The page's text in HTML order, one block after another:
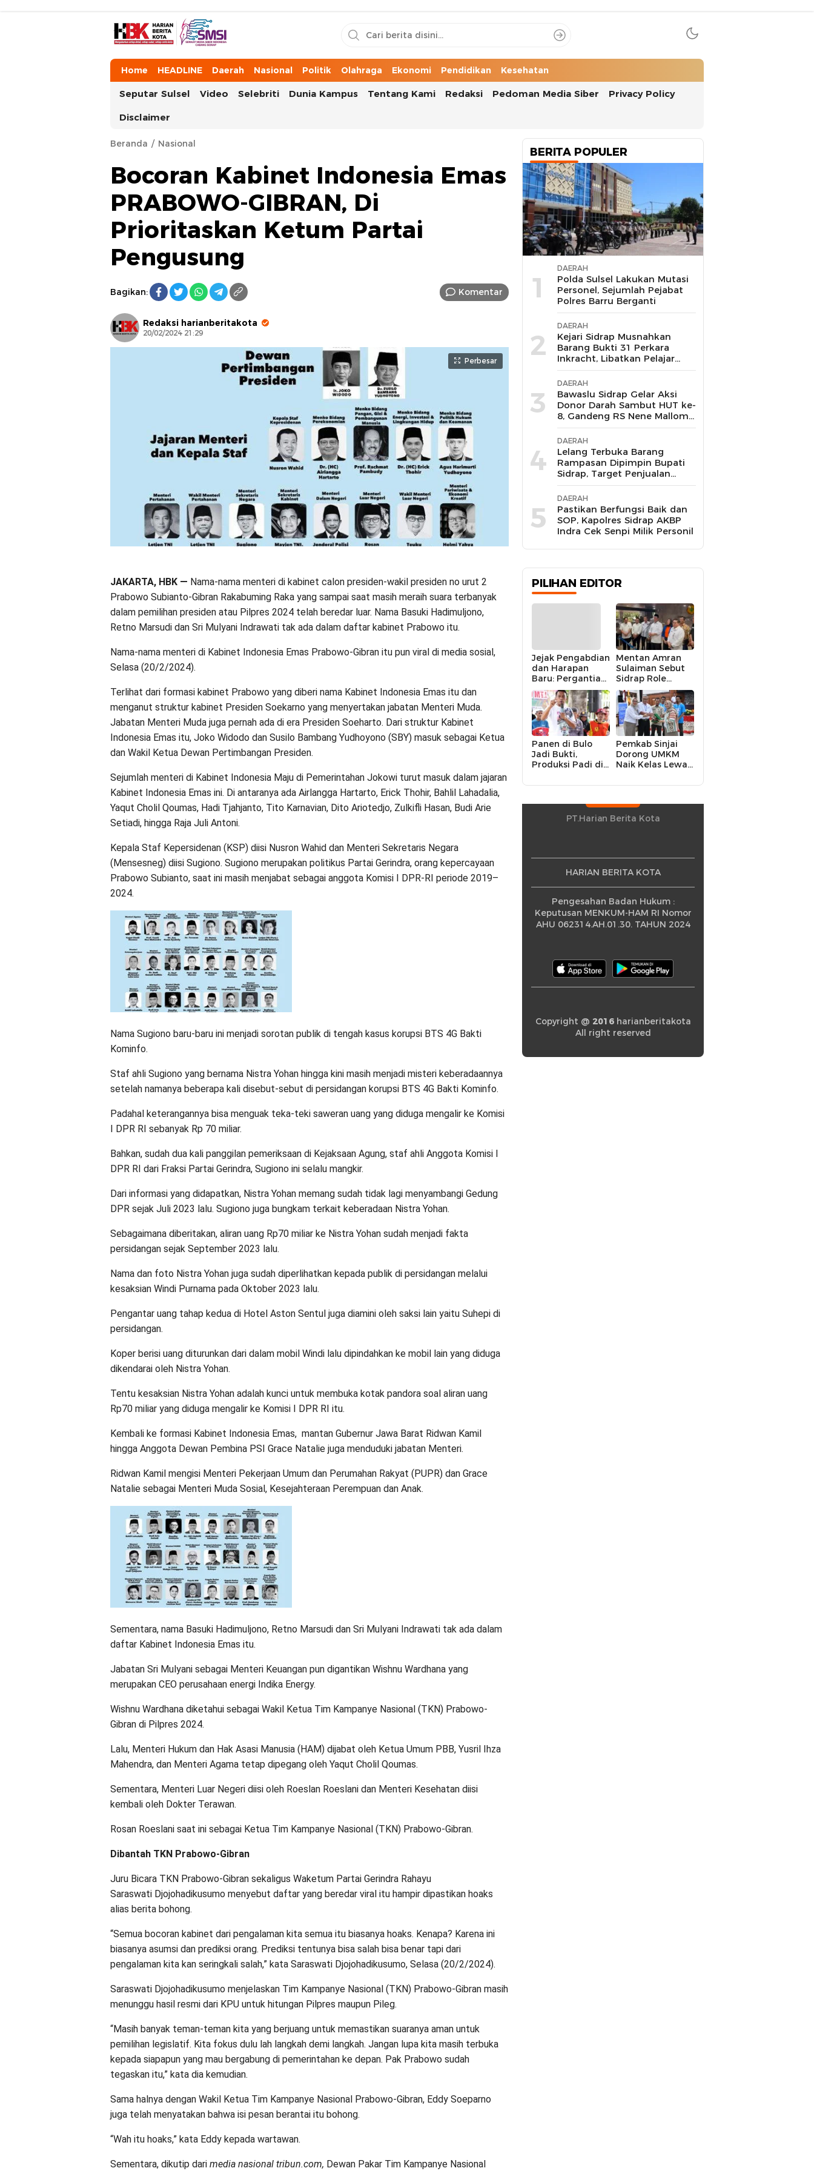
HarianBeritaKota
Mengabarkan Setiap Detil, Sudut, dan Cerita Kota
Home HEADLINE Daerah Nasional Politik Olahraga Ekonomi Pendidikan Kesehatan
Seputar Sulsel Video Selebriti Dunia Kampus Tentang Kami Redaksi Pedoman Media Siber Privacy Policy
Disclaimer
Beranda Nasional
Bocoran Kabinet Indonesia Emas
PRABOWO-GIBRAN, Di
Prioritaskan Ketum Partai
Pengusung
Bagikan: Komentar
Redaksi harianberitakota
20/02/2024 21:29
Perbesar
JAKARTA, HBK — Nama-nama menteri di kabinet calon presiden-wakil presiden no urut 2
Prabowo Subianto-Gibran Rakabuming Raka yang sampai saat masih meraih suara terbanyak
dalam pemilihan presiden atau Pilpres 2024 telah beredar luar. Nama Basuki Hadimuljono,
Retno Marsudi dan Sri Mulyani Indrawati tak ada dalam daftar kabinet Prabowo itu.
Nama-nama menteri di Kabinet Indonesia Emas Prabowo-Gibran itu pun viral di media sosial,
Selasa (20/2/2024).
Terlihat dari formasi kabinet Prabowo yang diberi nama Kabinet Indonesia Emas itu dan
menganut struktur kabinet Presiden Soekarno yang menyertakan jabatan Menteri Muda.
Jabatan Menteri Muda juga pernah ada di era Presiden Soeharto. Dari struktur Kabinet
Indonesia Emas itu, Joko Widodo dan Susilo Bambang Yudhoyono (SBY) masuk sebagai Ketua
dan Wakil Ketua Dewan Pertimbangan Presiden.
Sejumlah menteri di Kabinet Indonesia Maju di Pemerintahan Jokowi turut masuk dalam jajaran
Kabinet Indonesia Emas ini. Di antaranya ada Airlangga Hartarto, Erick Thohir, Bahlil Lahadalia,
Yaqut Cholil Qoumas, Hadi Tjahjanto, Tito Karnavian, Dito Ariotedjo, Zulkifli Hasan, Budi Arie
Setiadi, hingga Raja Juli Antoni.
Kepala Staf Kepersidenan (KSP) diisi Nusron Wahid dan Menteri Sekretaris Negara
(Mensesneg) diisi Sugiono. Sugiono merupakan politikus Partai Gerindra, orang kepercayaan
Prabowo Subianto, saat ini masih menjabat sebagai anggota Komisi I DPR-RI periode 2019–
2024.
Nama Sugiono baru-baru ini menjadi sorotan publik di tengah kasus korupsi BTS 4G Bakti
Kominfo.
Staf ahli Sugiono yang bernama Nistra Yohan hingga kini masih menjadi misteri keberadaannya
setelah namanya beberapa kali disebut-sebut di persidangan korupsi BTS 4G Bakti Kominfo.
Padahal keterangannya bisa menguak teka-teki saweran uang yang diduga mengalir ke Komisi
I DPR RI sebanyak Rp 70 miliar.
Bahkan, sudah dua kali panggilan pemeriksaan di Kejaksaan Agung, staf ahli Anggota Komisi I
DPR RI dari Fraksi Partai Gerindra, Sugiono ini selalu mangkir.
Dari informasi yang didapatkan, Nistra Yohan memang sudah tidak lagi menyambangi Gedung
DPR sejak Juli 2023 lalu. Sugiono juga bungkam terkait keberadaan Nistra Yohan.
Sebagaimana diberitakan, aliran uang Rp70 miliar ke Nistra Yohan sudah menjadi fakta
persidangan sejak September 2023 lalu.
Nama dan foto Nistra Yohan juga sudah diperlihatkan kepada publik di persidangan melalui
kesaksian Windi Purnama pada Oktober 2023 lalu.
Pengantar uang tahap kedua di Hotel Aston Sentul juga diamini oleh saksi lain yaitu Suhepi di
persidangan.
Koper berisi uang diturunkan dari dalam mobil Windi lalu dipindahkan ke mobil lain yang diduga
dikendarai oleh Nistra Yohan.
Tentu kesaksian Nistra Yohan adalah kunci untuk membuka kotak pandora soal aliran uang
Rp70 miliar yang diduga mengalir ke Komisi I DPR RI itu.
Kembali ke formasi Kabinet Indonesia Emas, mantan Gubernur Jawa Barat Ridwan Kamil
hingga Anggota Dewan Pembina PSI Grace Natalie juga menduduki jabatan Menteri.
Ridwan Kamil mengisi Menteri Pekerjaan Umum dan Perumahan Rakyat (PUPR) dan Grace
Natalie sebagai Menteri Muda Sosial, Kesejahteraan Perempuan dan Anak.
Sementara, nama Basuki Hadimuljono, Retno Marsudi dan Sri Mulyani Indrawati tak ada dalam
daftar Kabinet Indonesia Emas itu.
Jabatan Sri Mulyani sebagai Menteri Keuangan pun digantikan Wishnu Wardhana yang
merupakan CEO perusahaan energi Indika Energy.
Wishnu Wardhana diketahui sebagai Wakil Ketua Tim Kampanye Nasional (TKN) Prabowo-
Gibran di Pilpres 2024.
Lalu, Menteri Hukum dan Hak Asasi Manusia (HAM) dijabat oleh Ketua Umum PBB, Yusril Ihza
Mahendra, dan Menteri Agama tetap dipegang oleh Yaqut Cholil Qoumas.
Sementara, Menteri Luar Negeri diisi oleh Roeslan Roeslani dan Menteri Kesehatan diisi
kembali oleh Dokter Terawan.
Rosan Roeslani saat ini sebagai Ketua Tim Kampanye Nasional (TKN) Prabowo-Gibran.
Dibantah TKN Prabowo-Gibran
Juru Bicara TKN Prabowo-Gibran sekaligus Waketum Partai Gerindra Rahayu
Saraswati Djojohadikusumo menyebut daftar yang beredar viral itu hampir dipastikan hoaks
alias berita bohong.
“Semua bocoran kabinet dari pengalaman kita semua itu biasanya hoaks. Kenapa? Karena ini
biasanya asumsi dan prediksi orang. Prediksi tentunya bisa salah bisa benar tapi dari
pengalaman kita kan seringkali salah,” kata Saraswati Djojohadikusumo, Selasa (20/2/2024).
Saraswati Djojohadikusumo menjelaskan Tim Kampanye Nasional (TKN) Prabowo-Gibran masih
menunggu hasil resmi dari KPU untuk hitungan Pilpres maupun Pileg.
“Masih banyak teman-teman kita yang berjuang untuk memastikan suaranya aman untuk
pemilihan legislatif. Kita fokus dulu lah langkah demi langkah. Jangan lupa kita masih terbuka
kepada siapapun yang mau bergabung di pemerintahan ke depan. Pak Prabowo sudah
tegaskan itu,” kata dia kemudian.
Sama halnya dengan Wakil Ketua Tim Kampanye Nasional Prabowo-Gibran, Eddy Soeparno
juga telah menyatakan bahwa isi pesan berantai itu bohong.
“Wah itu hoaks,” kata Eddy kepada wartawan.
Sementara, dikutip dari media nasional tribun.com, Dewan Pakar Tim Kampanye Nasional
BERITA POPULER
1
DAERAH
Polda Sulsel Lakukan Mutasi
Personel, Sejumlah Pejabat
Polres Barru Berganti
2
DAERAH
Kejari Sidrap Musnahkan
Barang Bukti 31 Perkara
Inkracht, Libatkan Pelajar
untuk Edukasi Bahaya
Narkoba
3
DAERAH
Bawaslu Sidrap Gelar Aksi
Donor Darah Sambut HUT ke-
8, Gandeng RS Nene Mallomo
dan Polres
4
DAERAH
Lelang Terbuka Barang
Rampasan Dipimpin Bupati
Sidrap, Target Penjualan
Kejari Berhasil Lampaui Nilai
Limit hingga Rp104,6 Juta
5
DAERAH
Pastikan Berfungsi Baik dan
SOP, Kapolres Sidrap AKBP
Indra Cek Senpi Milik Personil
PILIHAN EDITOR
Jejak Pengabdian
dan Harapan
Baru: Pergantian
Kapolres Sidrap
dalam Perspektif
Karier Dua
Perwira
Mentan Amran
Sulaiman Sebut
Sidrap Role
Model Nasional
dalam Menjaga
Stabilitas Harga
Telur
Panen di Bulo
Jadi Bukti,
Produksi Padi di
Kecamatan
Rekor
Peningkatan
Pemkab Sinjai
Dorong UMKM
Naik Kelas Lewat
Strategis
PT.Harian Berita Kota
HARIAN BERITA KOTA
Pengesahan Badan Hukum :
Keputusan MENKUM-HAM RI Nomor
AHU 062314.AH.01.30. TAHUN 2024
Copyright @ 2016harianberitakota
All right reserved